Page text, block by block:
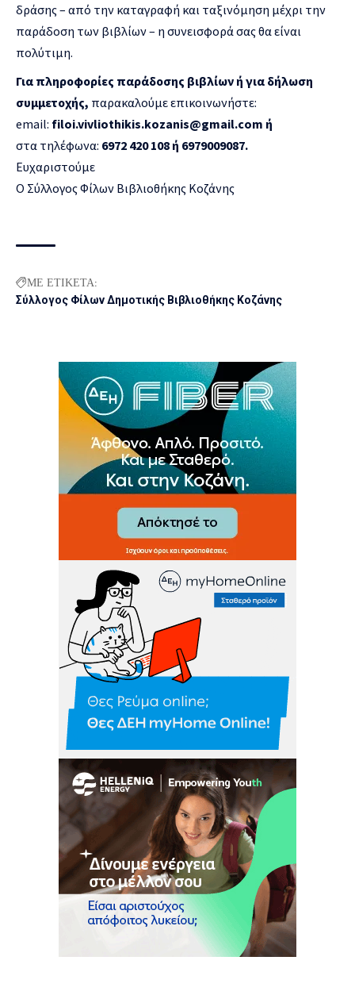
δράσης – από την καταγραφή και ταξινόμηση μέχρι την
παράδοση των βιβλίων – η συνεισφορά σας θα είναι
πολύτιμη.
Για πληροφορίες παράδοσης βιβλίων ή για δήλωση
συμμετοχής, παρακαλούμε επικοινωνήστε:
email: filoi.vivliothikis.kozanis@gmail.com ή
στα τηλέφωνα: 6972 420 108 ή 6979009087.
Ευχαριστούμε
Ο Σύλλογος Φίλων Βιβλιοθήκης Κοζάνης
ΜΕ ΕΤΙΚΕΤΑ:
Σύλλογος Φίλων Δημοτικής Βιβλιοθήκης Κοζάνης